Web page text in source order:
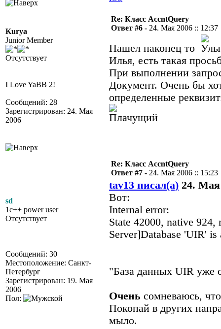
Kurya
Junior Member
Отсутствует
I Love YaBB 2!
Сообщений: 28
Зарегистрирован: 24. Мая
2006
Re: Класс AccntQuery
Ответ #6 - 24. Мая 2006 :: 12:37
Нашел наконец то
Илья, есть такая
При выполнении
Документ. Очень бы
определенные
sd
1c++ power user
Отсутствует
Сообщений: 30
Местоположение: Санкт-
Петербург
Зарегистрирован: 19. Мая
2006
Пол:
Re: Класс AccntQuery
Ответ #7 - 24. Мая 2006 :: 15:23
tav13 писал(а) 24. Мая
Вот:
Internal error:
State 42000, native
Server]Database 'UIR'
"База данных UIR уже
Очень сомневаюсь,
Покопай в других
мыло.